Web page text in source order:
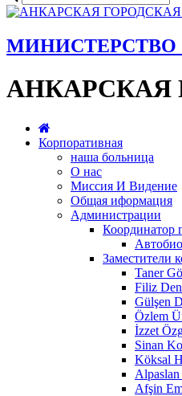
МИНИСТЕРСТВО
АНКАРСКАЯ
Корпоративная
наша больница
О нас
Миссия И Видение
Общая иформация
Администрации
Координатор
Заместители
Taner
Filiz
Gülşen
Özlem
İzzet
Sinan
Köksal
Afşin